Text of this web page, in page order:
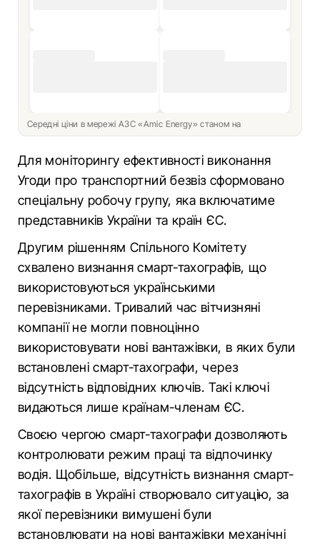
Середні ціни в мережі АЗС «Amic Energy» станом на
Для моніторингу ефективності виконання
Угоди про транспортний безвіз сформовано
спеціальну робочу групу, яка включатиме
представників України та країн ЄС.
Другим рішенням Спільного Комітету
схвалено визнання смарт-тахографів, що
використовуються українськими
перевізниками. Тривалий час вітчизняні
компанії не могли повноцінно
використовувати нові вантажівки, в яких були
встановлені смарт-тахографи, через
відсутність відповідних ключів. Такі ключі
видаються лише країнам-членам ЄС.
Своєю чергою смарт-тахографи дозволяють
контролювати режим праці та відпочинку
водія. Щобільше, відсутність визнання смарт-
тахографів в Україні створювало ситуацію, за
якої перевізники вимушені були
встановлювати на нові вантажівки механічні